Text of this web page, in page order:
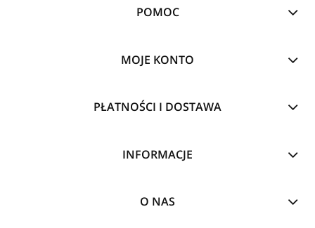
POMOC
MOJE KONTO
PŁATNOŚCI I DOSTAWA
INFORMACJE
O NAS